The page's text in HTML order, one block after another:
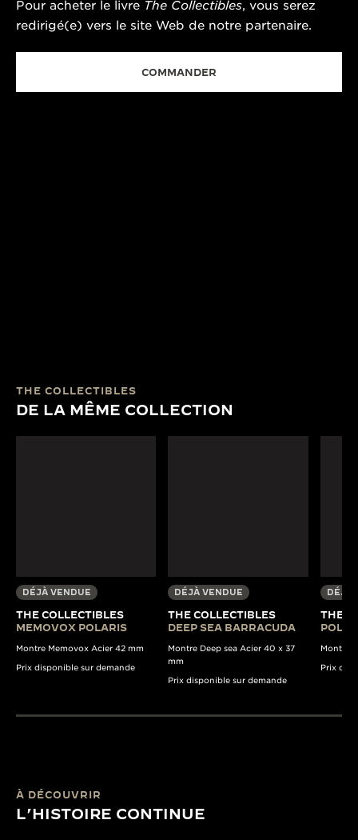
Pour acheter le livre The Collectibles, vous serez
redirigé(e) vers le site Web de notre partenaire.
COMMANDER
THE COLLECTIBLES
DE LA MÊME COLLECTION
DÉJÀ VENDUE
THE COLLECTIBLES
MEMOVOX POLARIS
Montre Memovox Acier 42 mm
Prix disponible sur demande
DÉJÀ VENDUE
THE COLLECTIBLES
DEEP SEA BARRACUDA
Montre Deep sea Acier 40 x 37
mm
Prix disponible sur demande
DÉJÀ
THE
Montre
Prix
À DÉCOUVRIR
L’HISTOIRE CONTINUE